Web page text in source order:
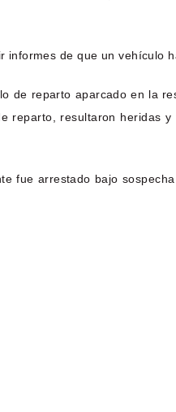
de que un vehículo
de reparto aparcado en la
reparto, resultaron heridas
fue arrestado bajo